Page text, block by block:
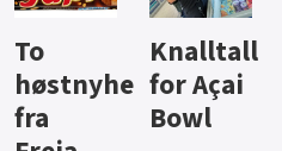
Knalltall
for Açai
Bowl
Aass vil
bli
førstevalg